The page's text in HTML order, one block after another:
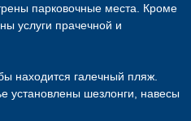
парковочные места. Кроме
услуги прачечной и
находится галечный пляж.
установлены шезлонги, навесы